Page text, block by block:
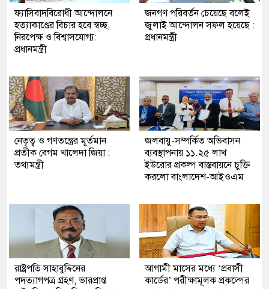
ফ্যাসিবাদবিরোধী আন্দোলনে
হত্যাকাণ্ডের বিচার হবে স্বচ্ছ,
নিরপেক্ষ ও বিশ্বাসযোগ্য:
প্রধানমন্ত্রী
জনগণ পরিবর্তন চেয়েছে বলেই
জুলাই আন্দোলন সফল হয়েছে :
প্রধানমন্ত্রী
নেতৃত্ব ও গণতন্ত্রের মূর্তমান
প্রতীক বেগম খালেদা জিয়া :
তথ্যমন্ত্রী
জলবায়ু-সম্পর্কিত অভিবাসন
ব্যবস্থাপনায় ১১.২৫ লাখ
ইউরোর প্রকল্প বাস্তবায়নে চুক্তি
করলো বাংলাদেশ-আইওএম
রাষ্ট্রপতি সাহাবুদ্দিনের
পদত্যাগপত্র গ্রহণ, ভারপ্রাপ্ত
আগামী মাসের মধ্যে ‘প্রবাসী
কার্ডের’ পরীক্ষামূলক প্রকল্পের